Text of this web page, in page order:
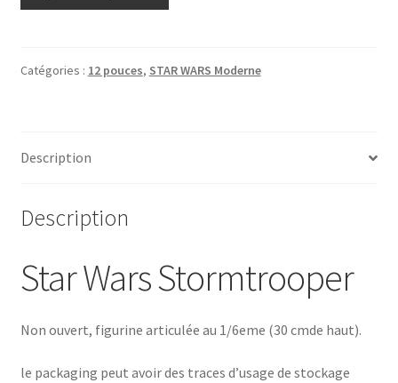
Stormtrooper
2005
Catégories : 12 pouces, STAR WARS Moderne
Description
Description
Star Wars Stormtrooper
Non ouvert, figurine articulée au 1/6eme (30 cmde haut).
le packaging peut avoir des traces d’usage de stockage